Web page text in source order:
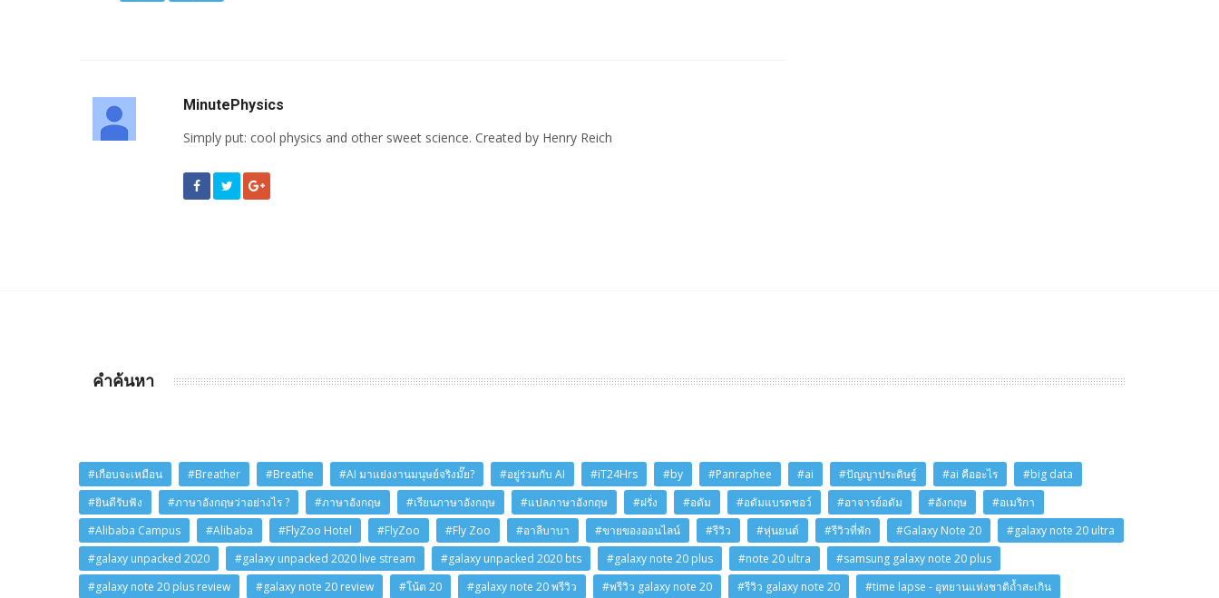
MinutePhysics
Simply put: cool physics and other sweet science. Created by Henry Reich
คำค้นหา
#เกือบจะเหมือน #Breather #Breathe #AI มาแย่งงานมนุษย์จริงมั๊ย? #อยู่ร่วมกับ AI #iT24Hrs #by #Panraphee #ai #ปัญญาประดิษฐ์ #ai คืออะไร
#big data
#ยินดีรับฟัง
#ภาษาอังกฤษว่าอย่างไร ? #ภาษาอังกฤษ #เรียนภาษาอังกฤษ #แปลภาษาอังกฤษ #ฝรั่ง #อดัม #อดัมแบรดชอว์ #อาจารย์อดัม #อังกฤษ
#อเมริกา
#Alibaba Campus
#Alibaba #FlyZoo Hotel #FlyZoo #Fly Zoo #อาลีบาบา #ขายของออนไลน์ #รีวิว #หุ่นยนต์ #รีวิวที่พัก #Galaxy Note 20
#galaxy note 20 ultra
#galaxy unpacked 2020
#galaxy unpacked 2020 live stream #galaxy unpacked 2020 bts #galaxy note 20 plus #note 20 ultra
#samsung galaxy note 20 plus
#galaxy note 20 plus review
#galaxy note 20 review #โน้ต 20 #galaxy note 20 พรีวิว #พรีวิว galaxy note 20 #รีวิว galaxy note 20 #time lapse - อุทยานแห่งชาติถ้ำสะเกิน